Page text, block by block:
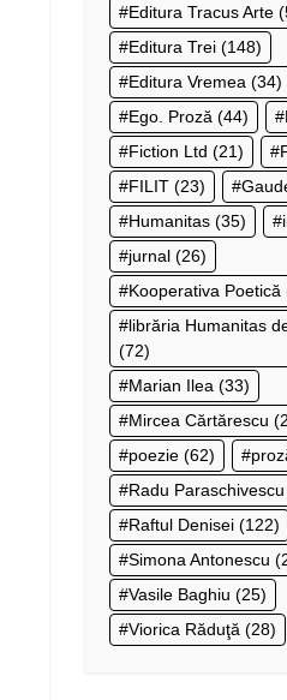
Editura Tracus Arte
Editura Trei (148)
Editura Vremea (34)
Ego. Proză (44)
Fiction Ltd (21)
FILIT (23)
Humanitas (35)
jurnal (26)
Kooperativa Poetică
librăria Humanitas
(72)
Marian Ilea (33)
Mircea Cărtărescu
poezie (62)
Radu Paraschivescu
Raftul Denisei (122)
Simona Antonescu
Vasile Baghiu (25)
Viorica Răduţă (28)